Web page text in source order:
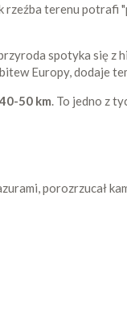
rzeźba terenu potrafi
spotyka się z
Europy, dodaje
40-50 km. To jedno z
porozrzucał